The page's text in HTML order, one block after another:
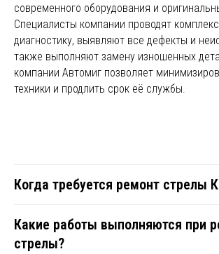
современного оборудования и
Специалисты компании проводят
диагностику, выявляют все дефекты и
также выполняют замену изношенных
компании Автомиг позволяет
техники и продлить срок её службы.
Когда требуется ремонт стрелы
Какие работы выполняются при
стрелы?
обработку персональных данных